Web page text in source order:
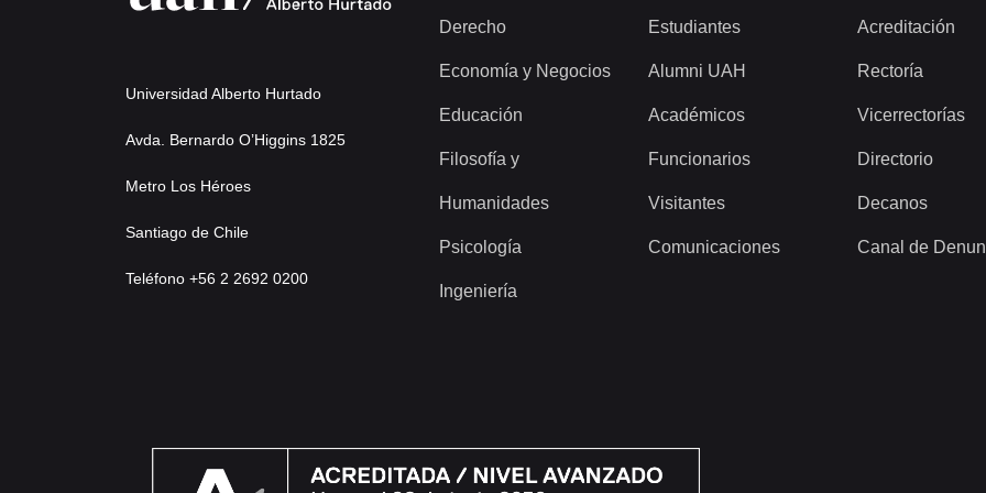
Universidad Alberto Hurtado
Avda. Bernardo O’Higgins 1825
Metro Los Héroes
Santiago de Chile
Teléfono +56 2 2692 0200
Derecho
Economía y Negocios
Educación
Filosofía y
Humanidades
Psicología
Ingeniería
Estudiantes
Alumni UAH
Académicos
Funcionarios
Visitantes
Comunicaciones
Acreditación
Rectoría
Vicerrectorías
Directorio
Decanos
Canal de